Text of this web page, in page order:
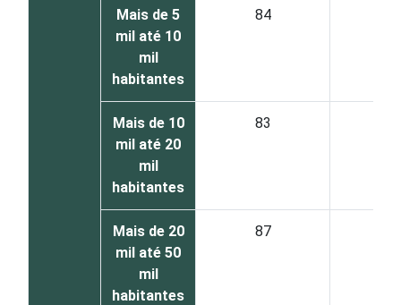
Mais de 5
mil até 10
mil
habitantes
84
Mais de 10
mil até 20
mil
habitantes
83
Mais de 20
mil até 50
mil
habitantes
87